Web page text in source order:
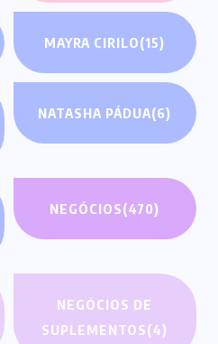
MAYRA CIRILO(15)
NATASHA PÁDUA(6)
NEGÓCIOS(470)
NEGÓCIOS DE
SUPLEMENTOS(4)